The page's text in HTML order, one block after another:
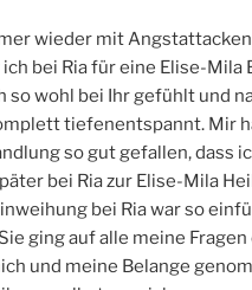
wieder mit
ich bei Ria für eine Elise-Mila
so wohl bei Ihr gefühlt und
tiefenentspannt. Mir
so gut gefallen, dass
bei Ria zur Elise-Mila
bei Ria war so
ging auf alle meine Fragen
und meine Belange